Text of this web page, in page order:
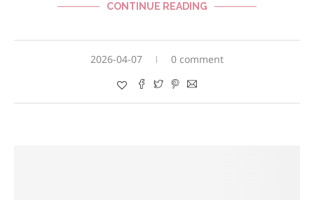
CONTINUE READING
2026-04-07 0 comment